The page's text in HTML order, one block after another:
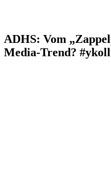
ADHS: Vom
Media-Trend?